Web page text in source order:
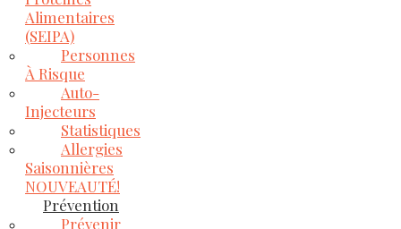
Alimentaires
(SEIPA)
Personnes
À Risque
Auto-
Injecteurs
Statistiques
Allergies
Saisonnières
NOUVEAUTÉ!
Prévention
Prévenir